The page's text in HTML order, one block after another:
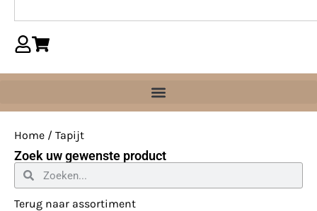
Home / Tapijt
Zoek uw gewenste product
Terug naar assortiment